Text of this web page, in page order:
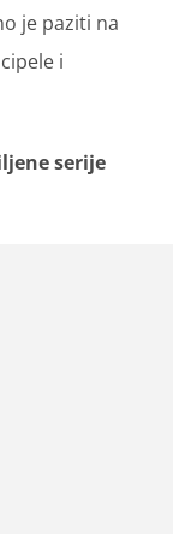
je paziti na
i
serije